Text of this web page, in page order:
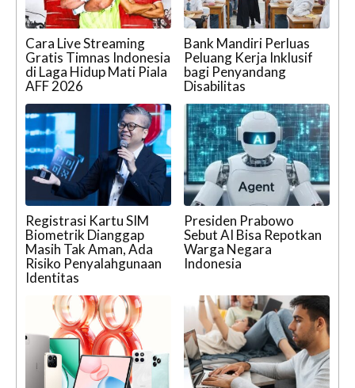
Cara Live Streaming
Gratis Timnas Indonesia
di Laga Hidup Mati Piala
AFF 2026
Bank Mandiri Perluas
Peluang Kerja Inklusif
bagi Penyandang
Disabilitas
Registrasi Kartu SIM
Biometrik Dianggap
Masih Tak Aman, Ada
Risiko Penyalahgunaan
Identitas
Presiden Prabowo
Sebut AI Bisa Repotkan
Warga Negara
Indonesia